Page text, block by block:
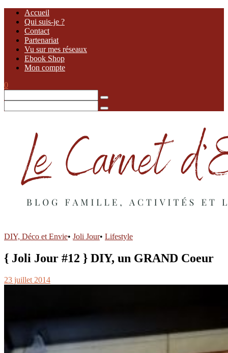
Accueil
Qui suis-je ?
Contact
Partenariat
Vu sur mes réseaux
Ebook Shop
Mon compte
0
DIY, Déco et Envie• Joli Jour• Lifestyle
{ Joli Jour #12 } DIY, un GRAND Coeur
23 juillet 2014